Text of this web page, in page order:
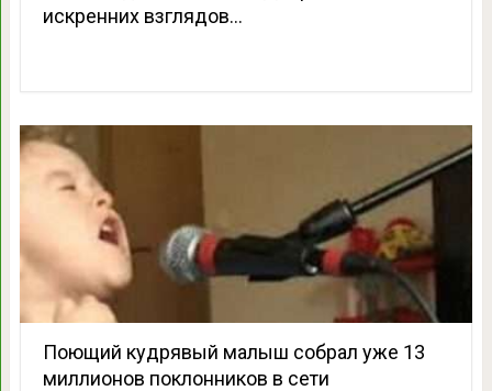
искренних взглядов…
Поющий кудрявый малыш собрал уже 13
миллионов поклонников в сети